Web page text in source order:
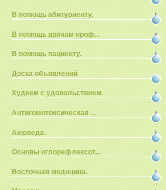
В помощь абитуриенту.
В помощь врачам проф...
В помощь пациенту.
Доска объявлений
Худеем с удовольствием.
Антигомотоксическая ...
Аюрведа.
Основы иглорефлексот...
Восточная медицина.